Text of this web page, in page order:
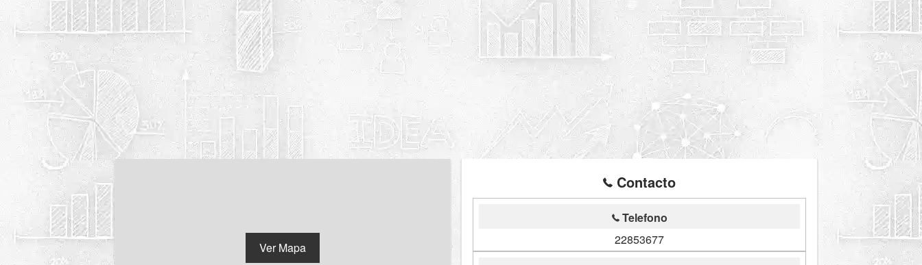
Ver Mapa
Contacto
Telefono
22853677